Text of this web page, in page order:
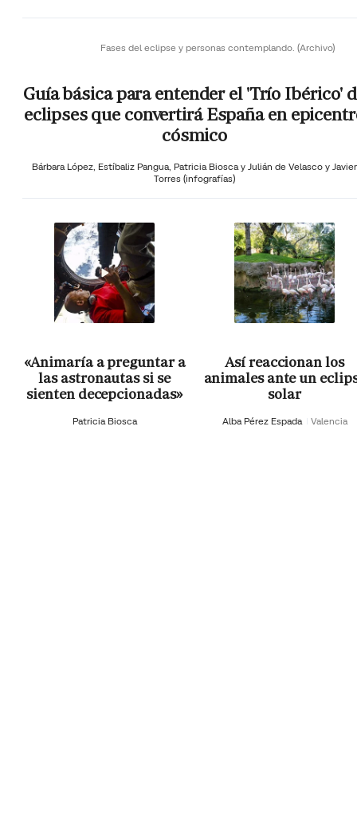
Fases del eclipse y personas contemplando. (Archivo)
Guía básica para entender el 'Trío Ibérico'
eclipses que convertirá España en
cósmico
Bárbara López, Estíbaliz Pangua, Patricia Biosca y Julián de Velasco y Javier
Torres (infografías)
«Animaría a preguntar a
las astronautas si se
sienten decepcionadas»
Patricia Biosca
Así reaccionan los
animales ante un
solar
Alba Pérez Espada Valencia